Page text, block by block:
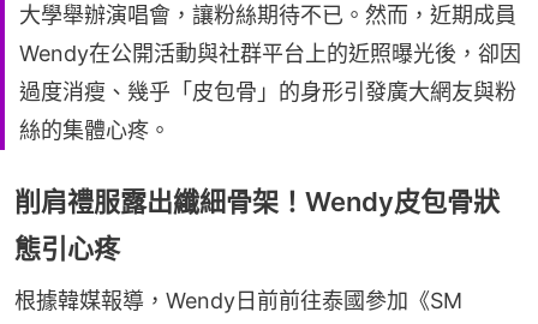
大學舉辦演唱會，讓粉絲期待不已。然而，近期成員
Wendy在公開活動與社群平台上的近照曝光後，卻因
過度消瘦、幾乎「皮包骨」的身形引發廣大網友與粉
絲的集體心疼。
削肩禮服露出纖細骨架！Wendy皮包骨狀
態引心疼
根據韓媒報導，Wendy日前前往泰國參加《SM